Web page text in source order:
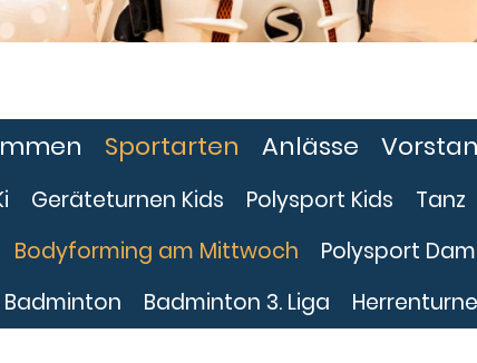
Sportarten Anlässe
Geräteturnen Kids Polysport Kids Tanz
Bodyforming am Mittwoch Polysport
Badminton
Badminton 3. Liga